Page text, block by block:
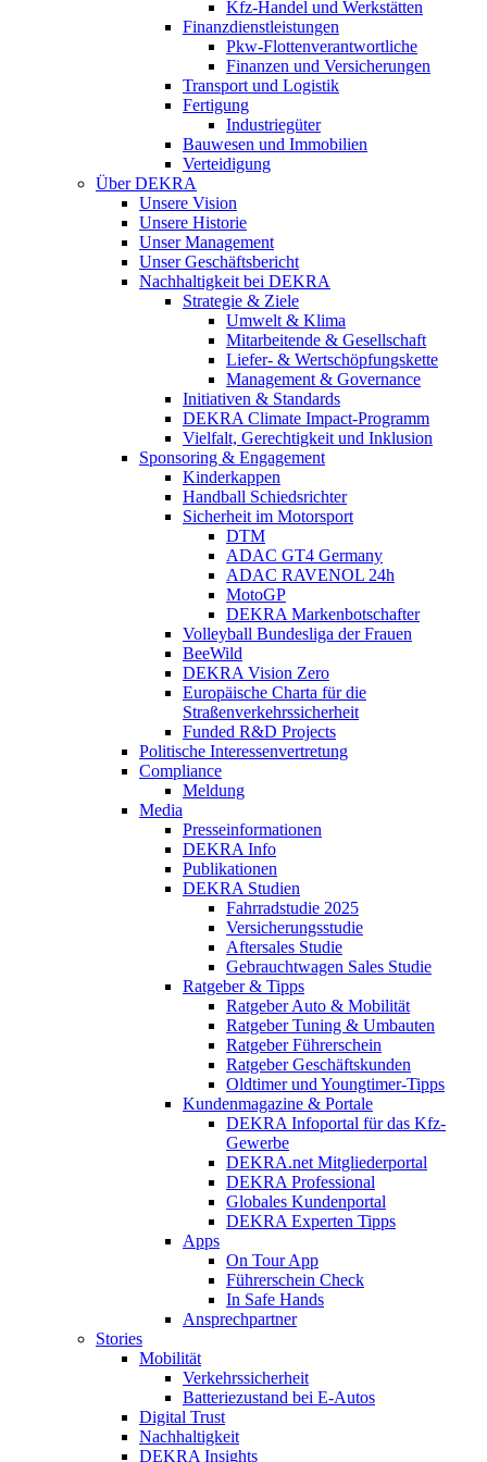
Kfz-Handel und Werkstätten
Finanzdienstleistungen
Pkw‑Flottenverantwortliche
Finanzen und Versicherungen
Transport und Logistik
Fertigung
Industriegüter
Bauwesen und Immobilien
Verteidigung
Über DEKRA
Unsere Vision
Unsere Historie
Unser Management
Unser Geschäftsbericht
Nachhaltigkeit bei DEKRA
Strategie & Ziele
Umwelt & Klima
Mitarbeitende & Gesellschaft
Liefer- & Wertschöpfungskette
Management & Governance
Initiativen & Standards
DEKRA Climate Impact-Programm
Vielfalt, Gerechtigkeit und Inklusion​
Sponsoring & Engagement
Kinderkappen
Handball Schiedsrichter
Sicherheit im Motorsport
DTM
ADAC GT4 Germany
ADAC RAVENOL 24h
MotoGP
DEKRA Markenbotschafter
Volleyball Bundesliga der Frauen
BeeWild
DEKRA Vision Zero
Europäische Charta für die
Straßenverkehrssicherheit
Funded R&D Projects
Politische Interessenvertretung
Compliance
Meldung
Media
Presseinformationen
DEKRA Info
Publikationen
DEKRA Studien
Fahrradstudie 2025
Versicherungsstudie
Aftersales Studie
Gebrauchtwagen Sales Studie
Ratgeber & Tipps
Ratgeber Auto & Mobilität
Ratgeber Tuning & Umbauten
Ratgeber Führerschein
Ratgeber Geschäftskunden
Oldtimer und Youngtimer-Tipps
Kundenmagazine & Portale
DEKRA Infoportal für das Kfz-
Gewerbe
DEKRA.net Mitgliederportal
DEKRA Professional
Globales Kundenportal
DEKRA Experten Tipps
Apps
On Tour App
Führerschein Check
In Safe Hands
Ansprechpartner
Stories
Mobilität
Verkehrssicherheit
Batteriezustand bei E-Autos
Digital Trust
Nachhaltigkeit
DEKRA Insights